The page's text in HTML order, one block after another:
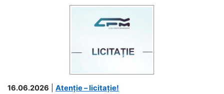
16.06.2026
Atenție – licitație!